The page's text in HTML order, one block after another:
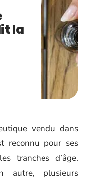
la
vendu dans
reconnu pour ses
tranches d’âge.
autre, plusieurs